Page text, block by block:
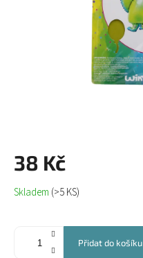
38 Kč
Měrná
cena:
Skladem (>5 KS)
Přidat do košíku